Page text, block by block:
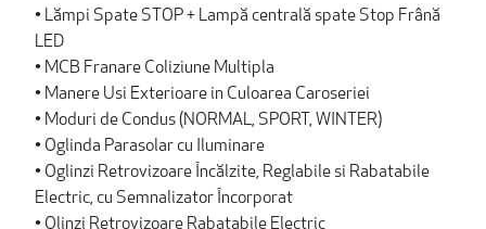
• Lămpi Spate STOP + Lampă centrală spate Stop Frână
LED
• MCB Franare Coliziune Multipla
• Manere Usi Exterioare in Culoarea Caroseriei
• Moduri de Condus (NORMAL, SPORT, WINTER)
• Oglinda Parasolar cu Iluminare
• Oglinzi Retrovizoare Încălzite, Reglabile si Rabatabile
Electric, cu Semnalizator Încorporat
• Olinzi Retrovizoare Rabatabile Electric